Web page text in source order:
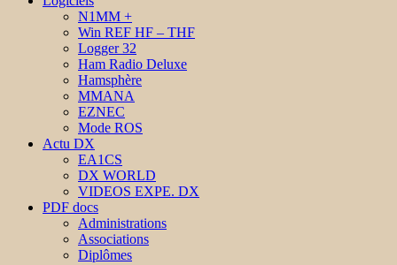
N1MM +
Win REF HF – THF
Logger 32
Ham Radio Deluxe
Hamsphère
MMANA
EZNEC
Mode ROS
Actu DX
EA1CS
DX WORLD
VIDEOS EXPE. DX
PDF docs
Administrations
Associations
Diplômes